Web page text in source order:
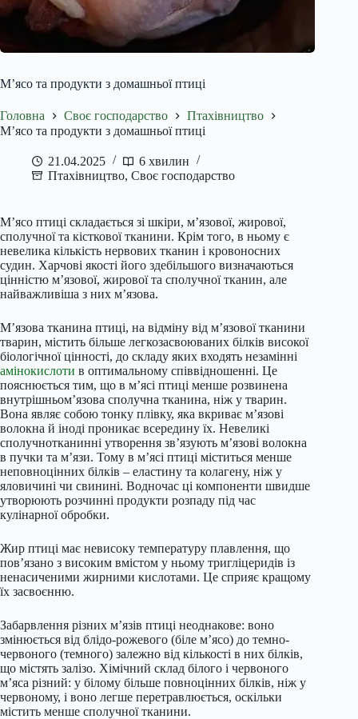
М’ясо та продукти з домашньої птиці
Головна Своє господарство
Птахівництво
М’ясо та продукти з домашньої птиці
21.04.2025
6 хвилин
Птахівництво, Своє господарство
М’ясо птиці складається зі шкіри, м’язової, жирової,
сполучної та кісткової тканини. Крім того, в ньому є
невелика кількість нервових тканин і кровоносних
судин. Харчові якості його здебільшого визначаються
цінністю м’язової, жирової та сполучної тканин, але
найважливіша з них м’язова.
М’язова тканина птиці, на відміну від м’язової тканини
тварин, містить більше легкозасвоюваних білків високої
біологічної цінності, до складу яких входять незамінні
амінокислоти в оптимальному співвідношенні. Це
пояснюється тим, що в м’ясі птиці менше розвинена
внутрішньом’язова сполучна тканина, ніж у тварин.
Вона являє собою тонку плівку, яка вкриває м’язові
волокна й іноді проникає всередину їх. Невеликі
сполучнотканинні утворення зв’язують м’язові волокна
в пучки та м’язи. Тому в м’ясі птиці міститься менше
неповноцінних білків – еластину та колагену, ніж у
яловичині чи свинині. Водночас ці компоненти швидше
утворюють розчинні продукти розпаду під час
кулінарної обробки.
Жир птиці має невисоку температуру плавлення, що
пов’язано з високим вмістом у ньому тригліцеридів із
ненасиченими жирними кислотами. Це сприяє кращому
їх засвоєнню.
Забарвлення різних м’язів птиці неоднакове: воно
змінюється від блідо-рожевого (біле м’ясо) до темно-
червоного (темного) залежно від кількості в них білків,
що містять залізо. Хімічний склад білого і червоного
м’яса різний: у білому більше повноцінних білків, ніж у
червоному, і воно легше перетравлюється, оскільки
містить менше сполучної тканини.